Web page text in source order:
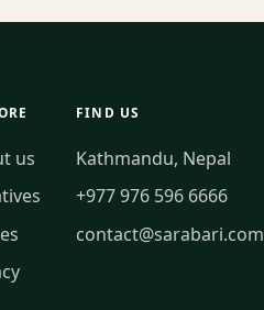
us
FIND US
Kathmandu, Nepal
+977 976 596 6666
contact@sarabari.com